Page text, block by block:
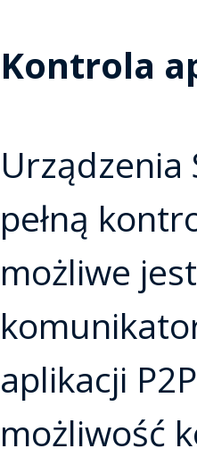
Kontrola
Urządzenia
pełną
możliwe
aplikacji
możliwość